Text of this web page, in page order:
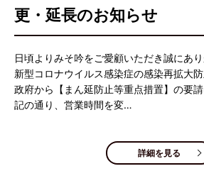
更・延長のお知らせ
日頃よりみそ吟をご愛顧いただき誠にあり
新型コロナウイルス感染症の感染再拡大防
政府から【まん延防止等重点措置】の要
記の通り、営業時間を変…
詳細を見る